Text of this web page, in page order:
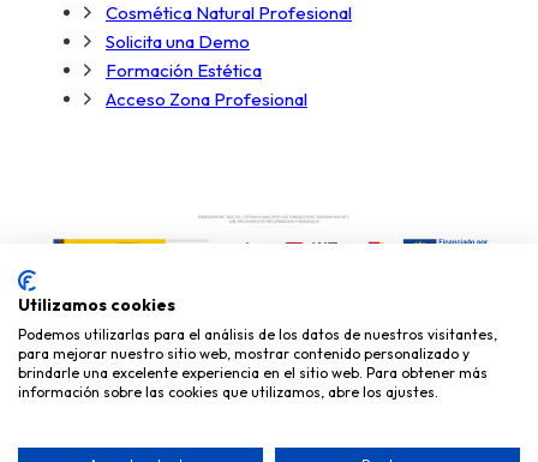
Cosmética Natural Profesional
Solicita una Demo
Formación Estética
Acceso Zona Profesional
Utilizamos cookies
Podemos utilizarlas para el análisis de los datos de nuestros visitantes,
para mejorar nuestro sitio web, mostrar contenido personalizado y
brindarle una excelente experiencia en el sitio web. Para obtener más
información sobre las cookies que utilizamos, abre los ajustes.